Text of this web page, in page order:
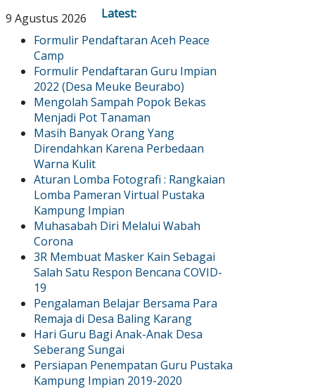
9 Agustus 2026
Latest:
Formulir Pendaftaran Aceh Peace
Camp
Formulir Pendaftaran Guru Impian
2022 (Desa Meuke Beurabo)
Mengolah Sampah Popok Bekas
Menjadi Pot Tanaman
Masih Banyak Orang Yang
Direndahkan Karena Perbedaan
Warna Kulit
Aturan Lomba Fotografi : Rangkaian
Lomba Pameran Virtual Pustaka
Kampung Impian
Muhasabah Diri Melalui Wabah
Corona
3R Membuat Masker Kain Sebagai
Salah Satu Respon Bencana COVID-
19
Pengalaman Belajar Bersama Para
Remaja di Desa Baling Karang
Hari Guru Bagi Anak-Anak Desa
Seberang Sungai
Persiapan Penempatan Guru Pustaka
Kampung Impian 2019-2020